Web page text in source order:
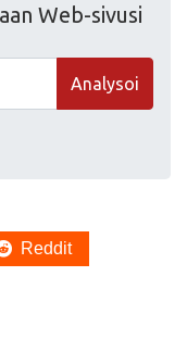
Web-sivusi
Analysoi
Reddit